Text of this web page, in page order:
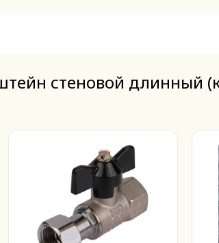
стеновой длинный